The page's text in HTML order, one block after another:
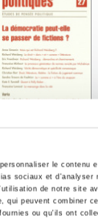
le contenu
sociaux et d'analyser
de notre site
qui peuvent combiner
ou qu'ils ont
2007
se passer de
Simonin